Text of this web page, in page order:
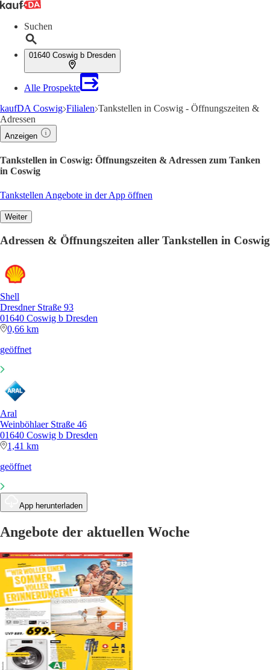
Suchen
01640 Coswig b Dresden
Alle Prospekte
kaufDA Coswig Filialen Tankstellen in Coswig - Öffnungszeiten &
Adressen
Anzeigen
Tankstellen in Coswig: Öffnungszeiten & Adressen zum Tanken
in Coswig
Tankstellen Angebote in der App öffnen
Weiter
Adressen & Öffnungszeiten aller Tankstellen in Coswig
Shell
Dresdner Straße 93
01640 Coswig b Dresden
0,66 km
geöffnet
Aral
Weinböhlaer Straße 46
01640 Coswig b Dresden
1,41 km
geöffnet
App herunterladen
Angebote der aktuellen Woche